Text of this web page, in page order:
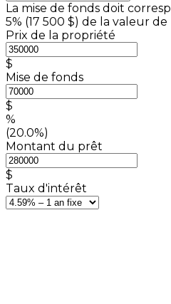
La mise de fonds doit
5% (17 500 $) de la valeur de
Prix de la propriété
$
Mise de fonds
$
%
(20.0%)
Montant du prêt
$
Taux d'intérêt